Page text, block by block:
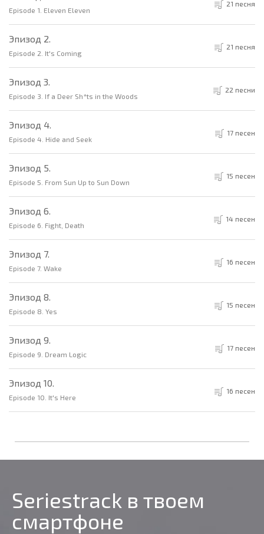
Episode 1. Eleven Eleven
21 песня
Эпизод 2.
Episode 2. It's Coming
21 песня
Эпизод 3.
Episode 3. If a Deer Sh*ts in the Woods
22 песни
Эпизод 4.
Episode 4. Hide and Seek
17 песен
Эпизод 5.
Episode 5. From Sun Up to Sun Down
15 песен
Эпизод 6.
Episode 6. Fight, Death
14 песен
Эпизод 7.
Episode 7. Wake
16 песен
Эпизод 8.
Episode 8. Yes
15 песен
Эпизод 9.
Episode 9. Dream Logic
17 песен
Эпизод 10.
Episode 10. It's Here
16 песен
Seriestrack в твоем
смартфоне